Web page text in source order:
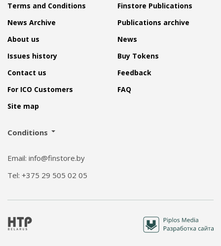
Terms and Conditions
Finstore Publications
News Archive
Publications archive
About us
News
Issues history
Buy Tokens
Contact us
Feedback
For ICO Customers
FAQ
Site map
Conditions
Email: info@finstore.by
Tel: +375 29 505 02 05